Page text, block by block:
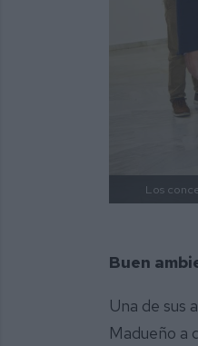
Los
Buen
Una de sus
Madueño a